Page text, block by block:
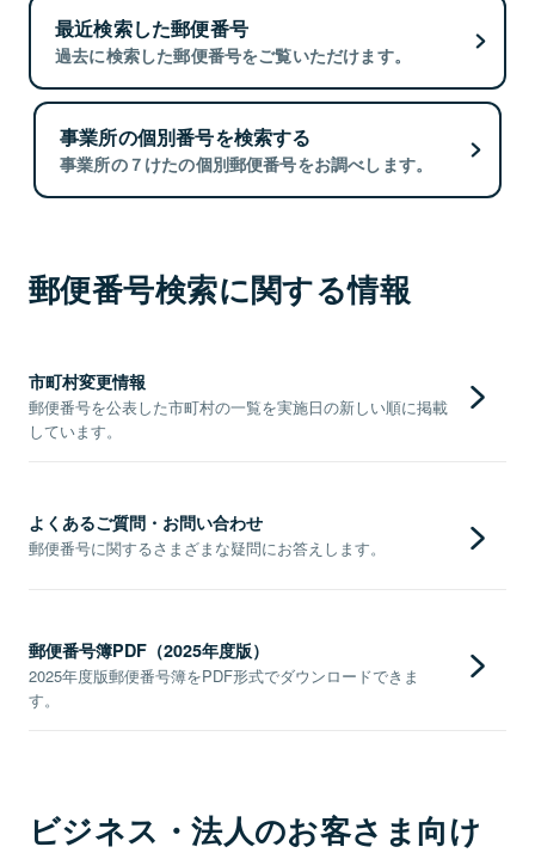
最近検索した郵便番号
過去に検索した郵便番号をご覧いただけます。
事業所の個別番号を検索する
事業所の７けたの個別郵便番号をお調べします。
郵便番号検索に関する情報
市町村変更情報
郵便番号を公表した市町村の一覧を実施日の新しい順に掲載
しています。
よくあるご質問・お問い合わせ
郵便番号に関するさまざまな疑問にお答えします。
郵便番号簿PDF（2025年度版）
2025年度版郵便番号簿をPDF形式でダウンロードできま
す。
ビジネス・法人のお客さま向け